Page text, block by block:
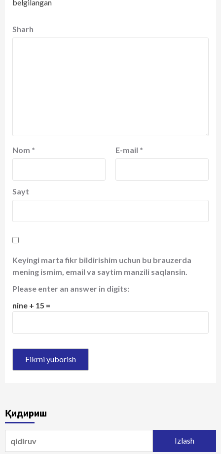
belgilangan
Sharh
Nom * E-mail *
Sayt
Keyingi marta fikr bildirishim uchun bu brauzerda
mening ismim, email va saytim manzili saqlansin.
Please enter an answer in digits:
nine + 15 =
Қидириш